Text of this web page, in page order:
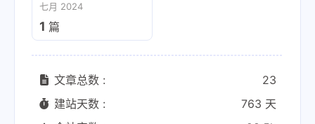
七月 2024
1 篇
文章总数 :
23
建站天数 :
763 天